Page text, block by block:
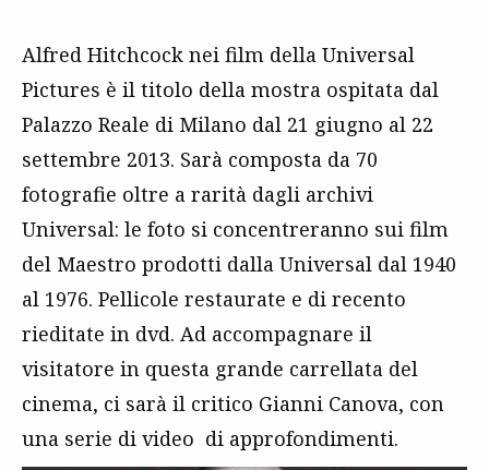
Alfred Hitchcock nei film della Universal
Pictures è il titolo della mostra ospitata dal
Palazzo Reale di Milano dal 21 giugno al 22
settembre 2013. Sarà composta da 70
fotografie oltre a rarità dagli archivi
Universal: le foto si concentreranno sui film
del Maestro prodotti dalla Universal dal 1940
al 1976. Pellicole restaurate e di recento
rieditate in dvd. Ad accompagnare il
visitatore in questa grande carrellata del
cinema, ci sarà il critico Gianni Canova, con
una serie di video di approfondimenti.